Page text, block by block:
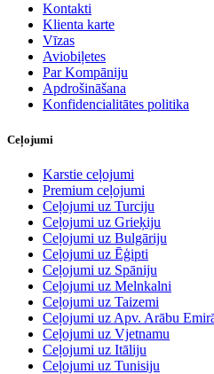
Kontakti
Klienta karte
Vīzas
Aviobiļetes
Par Kompāniju
Apdrošināšana
Konfidencialitātes politika
Ceļojumi
Karstie ceļojumi
Premium ceļojumi
Ceļojumi uz Turciju
Ceļojumi uz Grieķiju
Ceļojumi uz Bulgāriju
Ceļojumi uz Ēģipti
Ceļojumi uz Spāniju
Ceļojumi uz Melnkalni
Ceļojumi uz Taizemi
Ceļojumi uz Apv. Arābu
Ceļojumi uz Vjetnamu
Ceļojumi uz Itāliju
Ceļojumi uz Tunisiju